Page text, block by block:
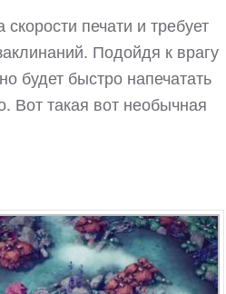
печати и требует
Подойдя к врагу
будет быстро напечатать
Вот такая вот необычная